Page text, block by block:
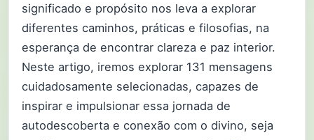
significado e propósito nos leva a explorar
diferentes caminhos, práticas e filosofias, na
esperança de encontrar clareza e paz interior.
Neste artigo, iremos explorar 131 mensagens
cuidadosamente selecionadas, capazes de
inspirar e impulsionar essa jornada de
autodescoberta e conexão com o divino, seja